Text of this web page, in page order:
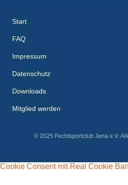
© 2025 Fechtsportclub Jena e.V.
Start
FAQ
Impressum
Datenschutz
Downloads
Mitglied werden
Cookie Consent mit Real Cookie